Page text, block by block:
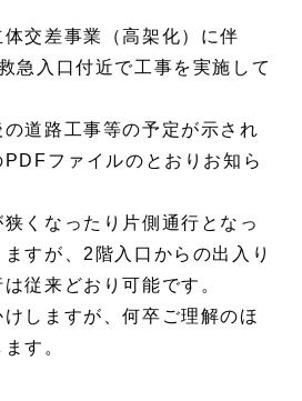
交差事業（高架化）に伴
急入口付近で工事を実施して
道路工事等の予定が示され
ファイルのとおりお知ら
くなったり片側通行となっ
すが、2階入口からの出入り
従来どおり可能です。
しますが、何卒ご理解のほ
す。